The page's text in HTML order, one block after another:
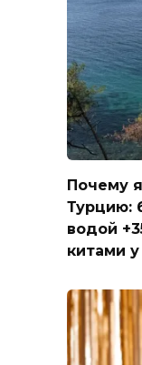
Почему
Турцию:
водой
китами